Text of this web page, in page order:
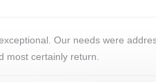
Our needs were
most certainly return.